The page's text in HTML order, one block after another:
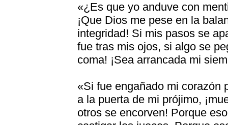
«¿Es que yo anduve con
¡Que Dios me pese en la
integridad! Si mis pasos se
fue tras mis ojos, si algo se
coma! ¡Sea arrancada mi
«Si fue engañado mi corazón
a la puerta de mi prójimo,
otros se encorven! Porque